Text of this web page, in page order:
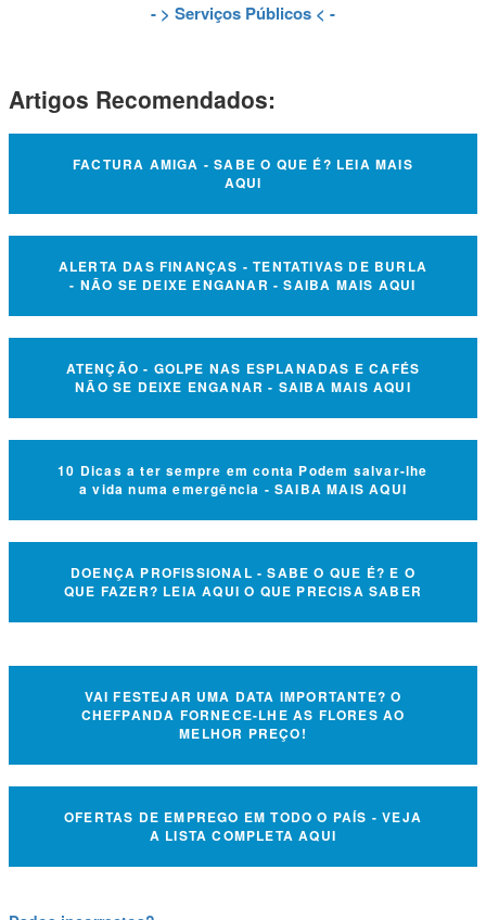
- > Serviços Públicos < -
Artigos Recomendados:
FACTURA AMIGA - SABE O QUE É? LEIA MAIS
AQUI
ALERTA DAS FINANÇAS - TENTATIVAS DE BURLA
- NÃO SE DEIXE ENGANAR - SAIBA MAIS AQUI
ATENÇÃO - GOLPE NAS ESPLANADAS E CAFÉS
NÃO SE DEIXE ENGANAR - SAIBA MAIS AQUI
10 Dicas a ter sempre em conta Podem salvar-lhe
a vida numa emergência - SAIBA MAIS AQUI
DOENÇA PROFISSIONAL - SABE O QUE É? E O
QUE FAZER? LEIA AQUI O QUE PRECISA SABER
VAI FESTEJAR UMA DATA IMPORTANTE? O
CHEFPANDA FORNECE-LHE AS FLORES AO
MELHOR PREÇO!
OFERTAS DE EMPREGO EM TODO O PAÍS - VEJA
A LISTA COMPLETA AQUI